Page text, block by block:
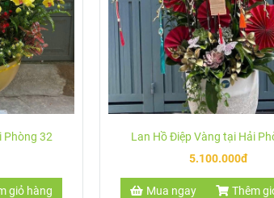
Phòng 32
giỏ hàng
Lan Hồ Điệp Vàng tại Hải
5.100.000đ
Mua ngay Thêm